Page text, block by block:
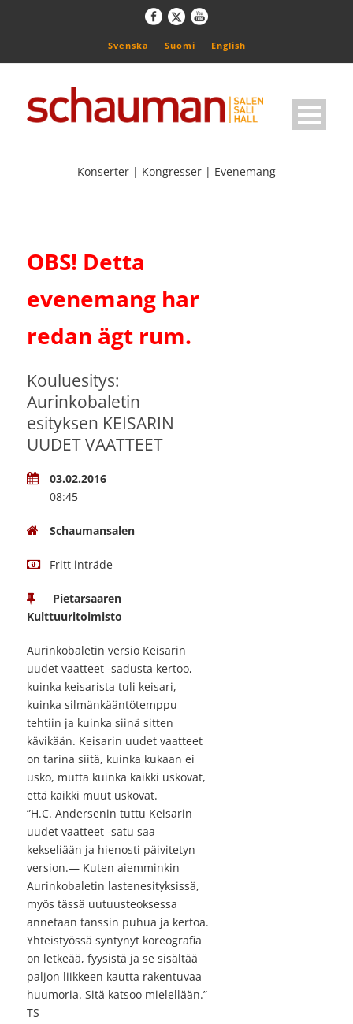
Svenska Suomi English
Konserter | Kongresser | Evenemang
OBS! Detta
evenemang har
redan ägt rum.
Kouluesitys:
Aurinkobaletin
esityksen KEISARIN
UUDET VAATTEET
03.02.2016
08:45
Schaumansalen
Fritt inträde
Pietarsaaren
Kulttuuritoimisto
Aurinkobaletin versio Keisarin
uudet vaatteet -sadusta kertoo,
kuinka keisarista tuli keisari,
kuinka silmänkääntötemppu
tehtiin ja kuinka siinä sitten
kävikään. Keisarin uudet vaatteet
on tarina siitä, kuinka kukaan ei
usko, mutta kuinka kaikki uskovat,
että kaikki muut uskovat.
”H.C. Andersenin tuttu Keisarin
uudet vaatteet -satu saa
kekseliään ja hienosti päivitetyn
version.— Kuten aiemminkin
Aurinkobaletin lastenesityksissä,
myös tässä uutuusteoksessa
annetaan tanssin puhua ja kertoa.
Yhteistyössä syntynyt koreografia
on letkeää, fyysistä ja se sisältää
paljon liikkeen kautta rakentuvaa
huumoria. Sitä katsoo mielellään.”
TS